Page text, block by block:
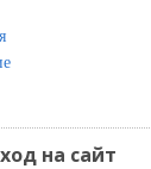
на сайт